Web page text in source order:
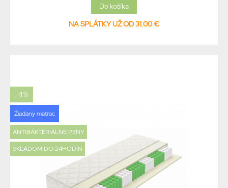
NA SPLÁTKY UŽ OD 31.00 €
-4%
Žiadaný matrac
ANTIBAKTERIÁLNE PENY
SKLADOM DO 24HODÍN